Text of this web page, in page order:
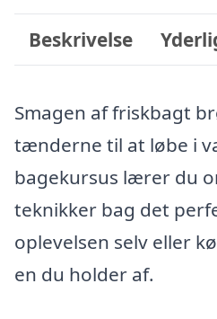
Beskrivelse
Smagen af friskbagt
tænderne til at løbe i
bagekursus lærer du
teknikker bag det
oplevelsen selv eller
en du holder af.